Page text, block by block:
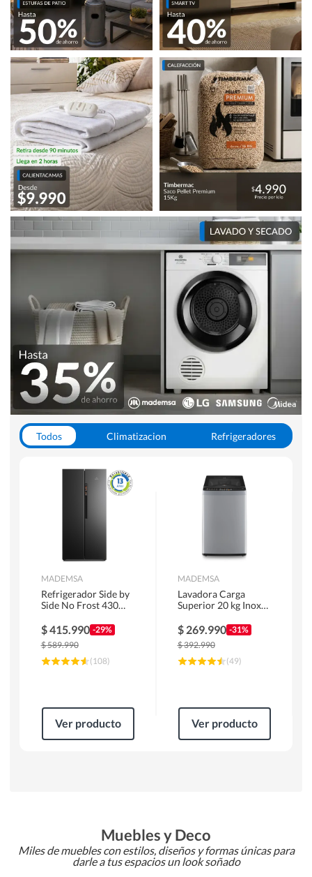
Todos Climatizacion
Refrigeradores
Hornos y Microondas
MADEMSA
Refrigerador Side by
Side No Frost 430
MAS430B
$415.990 -29%
$589.990
(108)
Ver producto
MADEMSA
Lavadora Carga
Superior 20 kg Inox
$ 269.990 -31%
$392.990
(49)
Ver producto
Muebles y Deco
Miles de muebles con estilos, diseños y formas únicas para
darle a tus espacios un look soñado